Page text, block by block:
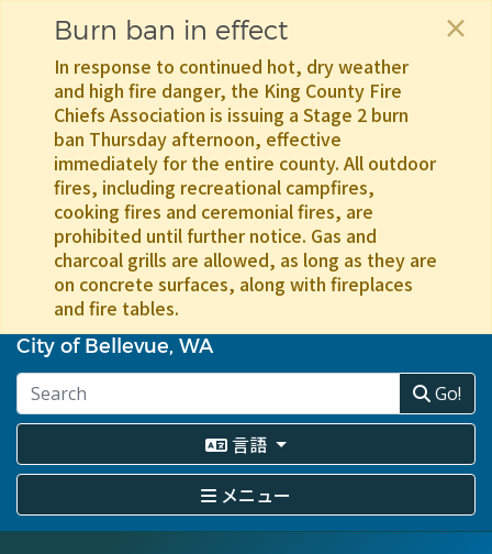
イ
ン
ン
ン
に
移
Burn ban in effect
In response to continued hot, dry weather
and high fire danger, the King County Fire
Chiefs Association is issuing a Stage 2 burn
ban Thursday afternoon, effective
immediately for the entire county. All outdoor
fires, including recreational campfires,
cooking fires and ceremonial fires, are
prohibited until further notice. Gas and
charcoal grills are allowed, as long as they are
on concrete surfaces, along with fireplaces
and fire tables.
×
City of Bellevue, WA
Go!
言語
メニュー